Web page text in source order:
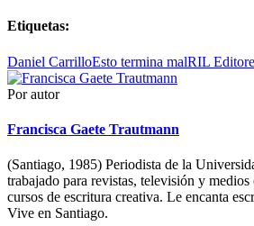
Etiquetas:
Daniel CarrilloEsto termina malRIL
Por autor
Francisca Gaete Trautmann
(Santiago, 1985) Periodista de la
trabajado para revistas, televisión y
cursos de escritura creativa. Le encanta
Vive en Santiago.